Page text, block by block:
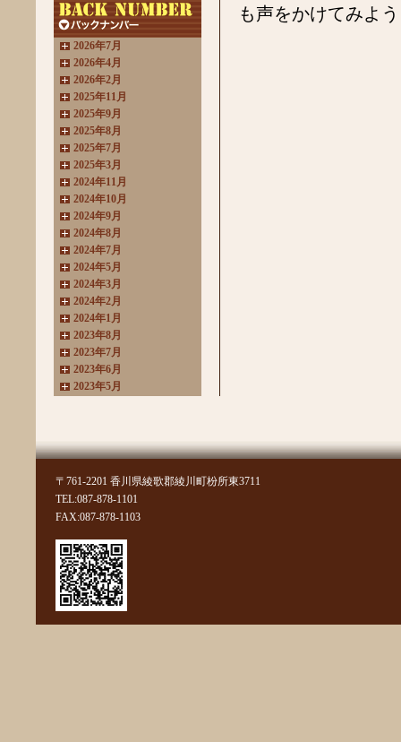
2026年7月
2026年4月
2026年2月
2025年11月
2025年9月
2025年8月
2025年7月
2025年3月
2024年11月
2024年10月
2024年9月
2024年8月
2024年7月
2024年5月
2024年3月
2024年2月
2024年1月
2023年8月
2023年7月
2023年6月
2023年5月
2022年10月
2022年7月
2022年6月
2022年4月
2022年3月
2022年2月
2022年1月
2021年11月
2021年10月
2021年9月
も声をかけてみよ
〒761-2201 香川県綾歌郡綾川町枌所東3711
TEL:087-878-1101
FAX:087-878-1103